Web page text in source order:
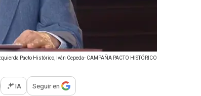
Pacto Histórico, Iván Cepeda- CAMPAÑA PACTO HISTÓRICO
opciones para compartir
IA Seguir en